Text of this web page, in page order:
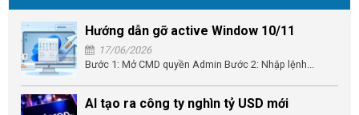
Hướng dẫn gỡ active Window 10/11
17/06/2026
Bước 1: Mở CMD quyền Admin Bước 2: Nhập lệnh...
AI tạo ra công ty nghìn tỷ USD mới